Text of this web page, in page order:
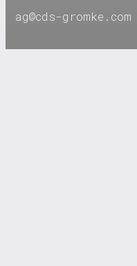
ag@cds-gromke.com